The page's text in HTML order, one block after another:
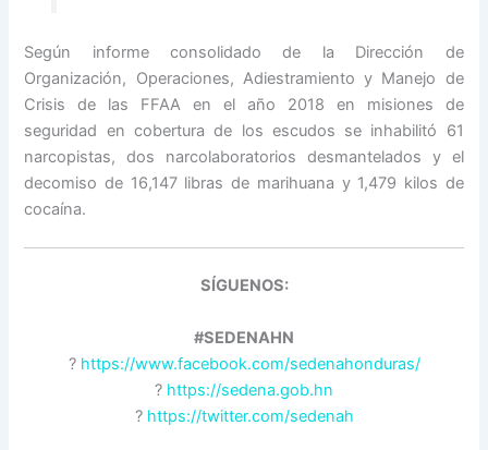
Según informe consolidado de la Dirección de
Organización, Operaciones, Adiestramiento y Manejo de
Crisis de las FFAA en el año 2018 en misiones de
seguridad en cobertura de los escudos se inhabilitó 61
narcopistas, dos narcolaboratorios desmantelados y el
decomiso de 16,147 libras de marihuana y 1,479 kilos de
cocaína.
SÍGUENOS:
#SEDENAHN
? https://www.facebook.com/sedenahonduras/
? https://sedena.gob.hn
? https://twitter.com/sedenah